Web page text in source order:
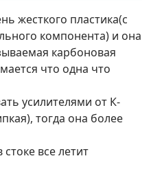
жесткого пластика(с
компонента) и она
карбоновая
что одна что
усилителями от К-
тогда она более
все летит